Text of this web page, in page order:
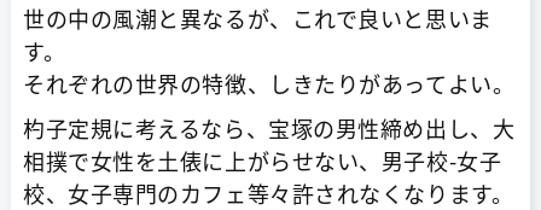
世の中の風潮と異なるが、これで良いと思いま
す。
それぞれの世界の特徴、しきたりがあってよい。
杓子定規に考えるなら、宝塚の男性締め出し、大
相撲で女性を土俵に上がらせない、男子校-女子
校、女子専門のカフェ等々許されなくなります。